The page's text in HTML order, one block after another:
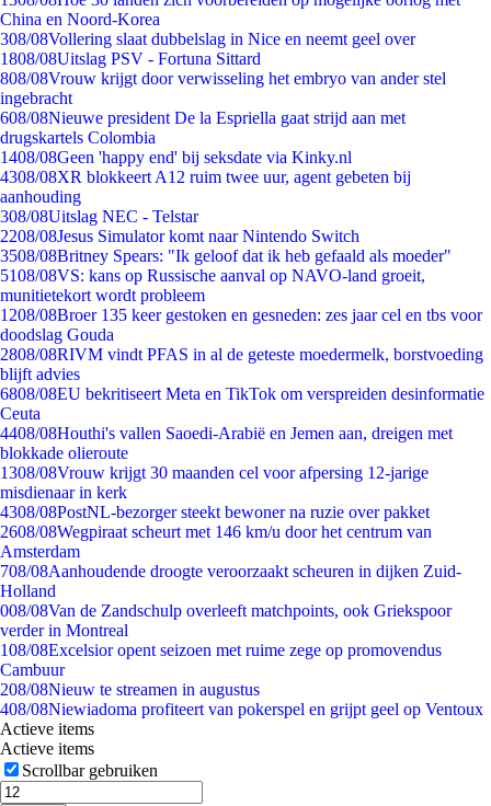
China en Noord-Korea
308/08Vollering slaat dubbelslag in Nice en neemt geel over
1808/08Uitslag PSV - Fortuna Sittard
808/08Vrouw krijgt door verwisseling het embryo van ander stel
ingebracht
608/08Nieuwe president De la Espriella gaat strijd aan met
drugskartels Colombia
1408/08Geen 'happy end' bij seksdate via Kinky.nl
4308/08XR blokkeert A12 ruim twee uur, agent gebeten bij
aanhouding
308/08Uitslag NEC - Telstar
2208/08Jesus Simulator komt naar Nintendo Switch
3508/08Britney Spears: "Ik geloof dat ik heb gefaald als moeder"
5108/08VS: kans op Russische aanval op NAVO-land groeit,
munitietekort wordt probleem
1208/08Broer 135 keer gestoken en gesneden: zes jaar cel en tbs voor
doodslag Gouda
2808/08RIVM vindt PFAS in al de geteste moedermelk, borstvoeding
blijft advies
6808/08EU bekritiseert Meta en TikTok om verspreiden desinformatie
Ceuta
4408/08Houthi's vallen Saoedi-Arabië en Jemen aan, dreigen met
blokkade olieroute
1308/08Vrouw krijgt 30 maanden cel voor afpersing 12-jarige
misdienaar in kerk
4308/08PostNL-bezorger steekt bewoner na ruzie over pakket
2608/08Wegpiraat scheurt met 146 km/u door het centrum van
Amsterdam
708/08Aanhoudende droogte veroorzaakt scheuren in dijken Zuid-
Holland
008/08Van de Zandschulp overleeft matchpoints, ook Griekspoor
verder in Montreal
108/08Excelsior opent seizoen met ruime zege op promovendus
Cambuur
208/08Nieuw te streamen in augustus
408/08Niewiadoma profiteert van pokerspel en grijpt geel op Ventoux
Actieve items
Actieve items
Scrollbar gebruiken